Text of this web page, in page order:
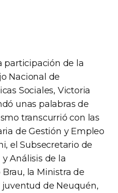
participación de la
Nacional de
Sociales, Victoria
unas palabras de
transcurrió con las
de Gestión y Empleo
el Subsecretario de
Análisis de la
la Ministra de
juventud de Neuquén,